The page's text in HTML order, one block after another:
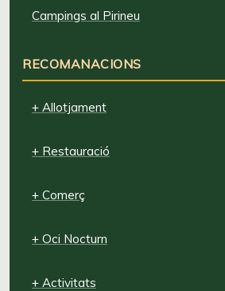
Campings al Pirineu
RECOMANACIONS
+ Allotjament
+ Restauració
+ Comerç
+ Oci Nocturn
+ Activitats